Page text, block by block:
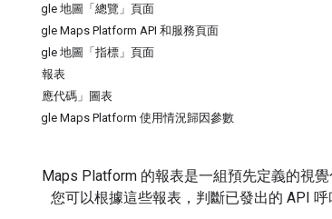
Google 地圖「總覽」頁面
Google Maps Platform API 和服務頁面
Google 地圖「指標」頁面
憑證報表
「回應代碼」圖表
Google Maps Platform 使用情況歸因參數
Google Maps Platform 的報表是一組預先定義的視
單資訊。您可以根據這些報表，判斷已發出的 API